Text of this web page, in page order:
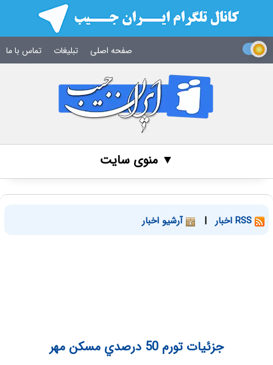
صفحه اصلی تبلیغات تماس با ما
▼ منوی سایت
| آرشیو اخبار
جزئیات تورم 50 درصدي مسكن مهر